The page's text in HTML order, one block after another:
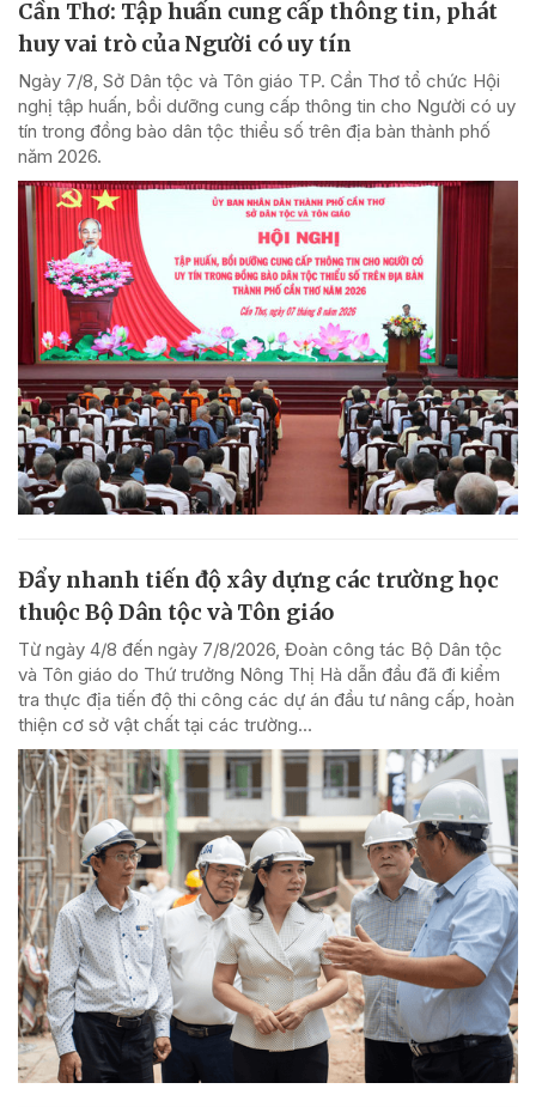
Cần Thơ: Tập huấn cung cấp thông tin, phát
huy vai trò của Người có uy tín
Ngày 7/8, Sở Dân tộc và Tôn giáo TP. Cần Thơ tổ chức Hội
nghị tập huấn, bồi dưỡng cung cấp thông tin cho Người có uy
tín trong đồng bào dân tộc thiểu số trên địa bàn thành phố
năm 2026.
Đẩy nhanh tiến độ xây dựng các trường học
thuộc Bộ Dân tộc và Tôn giáo
Từ ngày 4/8 đến ngày 7/8/2026, Đoàn công tác Bộ Dân tộc
và Tôn giáo do Thứ trưởng Nông Thị Hà dẫn đầu đã đi kiểm
tra thực địa tiến độ thi công các dự án đầu tư nâng cấp, hoàn
thiện cơ sở vật chất tại các trường...